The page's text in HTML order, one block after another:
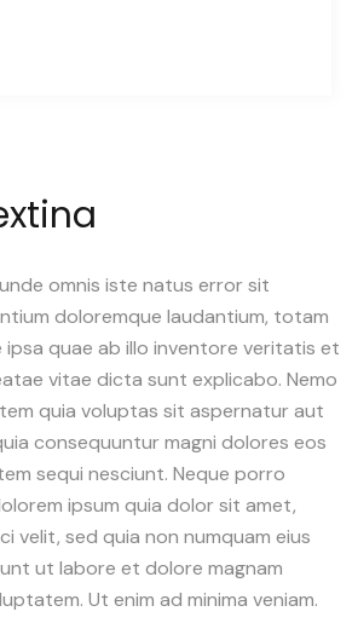
omnis iste natus error sit
doloremque laudantium, totam
ipsa quae ab illo inventore veritatis et
vitae dicta sunt explicabo. Nemo
quia voluptas sit aspernatur aut
consequuntur magni dolores eos
sequi nesciunt. Neque porro
ipsum quia dolor sit amet,
velit, sed quia non numquam eius
ut labore et dolore magnam
Ut enim ad minima veniam.